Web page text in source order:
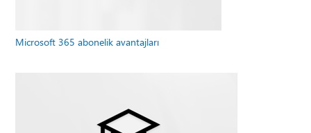
Microsoft 365 abonelik avantajları